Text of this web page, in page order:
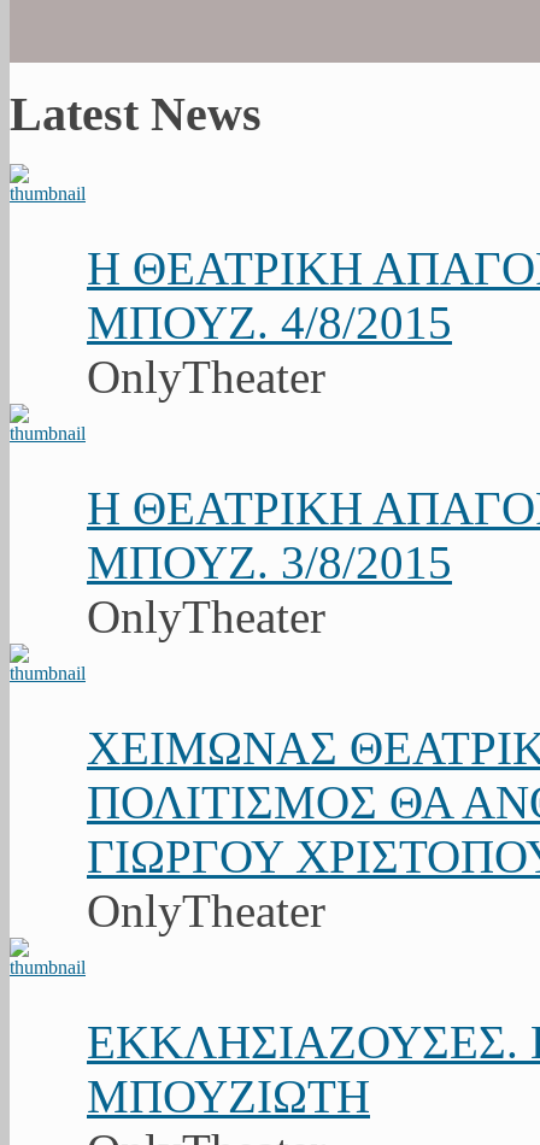
Latest News
Η ΘΕΑΤΡΙΚΗ
ΜΠΟΥΖ. 4/8/2015
OnlyTheater
Η ΘΕΑΤΡΙΚΗ
ΜΠΟΥΖ. 3/8/2015
OnlyTheater
ΧΕΙΜΩΝΑΣ
ΠΟΛΙΤΙΣΜΟΣ ΘΑ
ΓΙΩΡΓΟΥ
OnlyTheater
ΕΚΚΛΗΣΙΑΖΟΥΣΕΣ.
ΜΠΟΥΖΙΩΤΗ